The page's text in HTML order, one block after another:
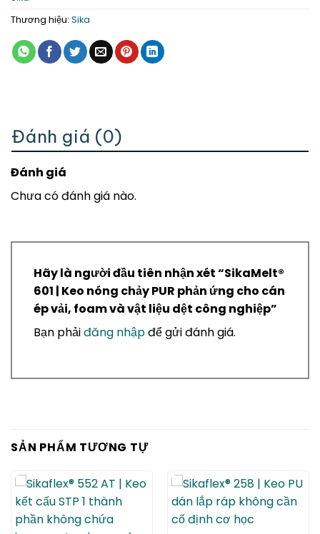
Thương hiệu: Sika
Đánh giá (0)
Đánh giá
Chưa có đánh giá nào.
Hãy là người đầu tiên nhận xét “SikaMelt®
601 | Keo nóng chảy PUR phản ứng cho cán
ép vải, foam và vật liệu dệt công nghiệp”
Bạn phảiđăng nhậpđể gửi đánh giá.
SẢN PHẨM TƯƠNG TỰ